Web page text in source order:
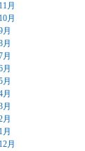
月
月
月
月
月
月
月
月
月
月
月
月